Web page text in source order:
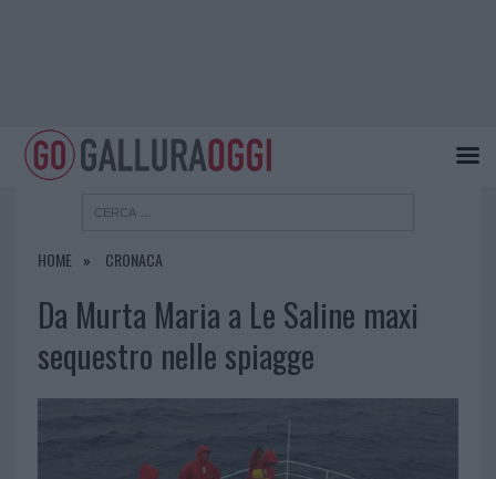
HOME CRONACA
Da Murta Maria a Le Saline maxi
sequestro nelle spiagge